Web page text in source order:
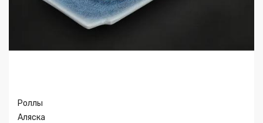
Роллы
Аляска